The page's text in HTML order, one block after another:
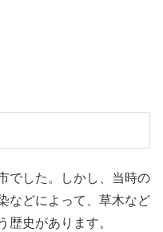
でした。しかし、当時の
などによって、草木など
歴史があります。